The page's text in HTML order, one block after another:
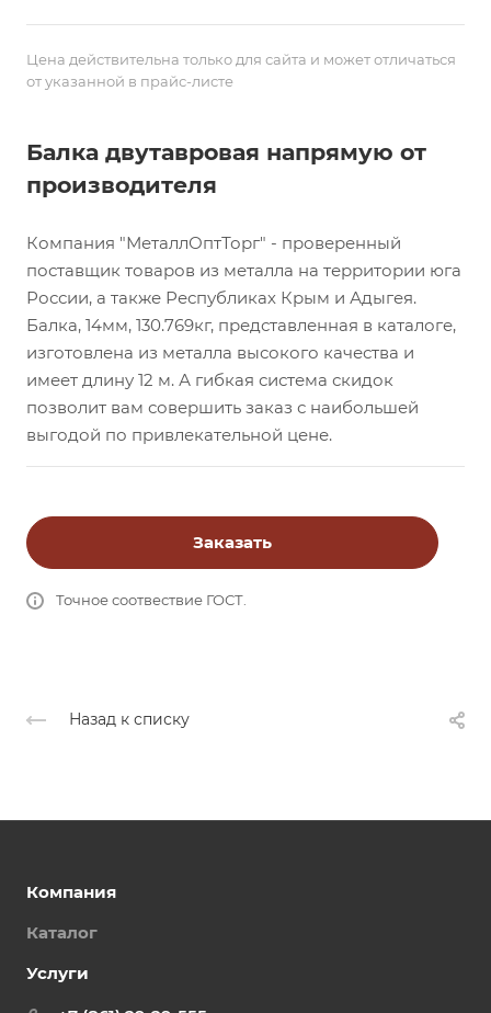
Цена действительна только для сайта и может отличаться
от указанной в прайс-листе
Балка двутавровая напрямую от
производителя
Компания "МеталлОптТорг" - проверенный
поставщик товаров из металла на территории юга
России, а также Республиках Крым и Адыгея.
Балка, 14мм, 130.769кг, представленная в каталоге,
изготовлена из металла высокого качества и
имеет длину 12 м. А гибкая система скидок
позволит вам совершить заказ с наибольшей
выгодой по привлекательной цене.
Заказать
Точное соотвествие ГОСТ.
Назад к списку
Компания
Каталог
Услуги